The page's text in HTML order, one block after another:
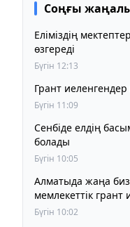
Соңғы
Еліміздің
өзгереді
Бүгін 12:13
Грант
Бүгін 11:09
Сенбіде елдің
болады
Бүгін 10:05
Алматыда жаңа бизнес
мемлекеттік
Бүгін 10:02